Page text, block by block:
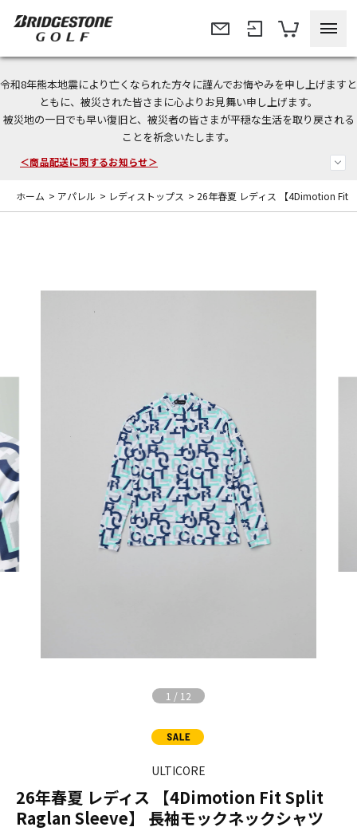
令和8年熊本地震により亡くなられた方々に謹んでお悔やみを申し上げますと
ともに、被災された皆さまに心よりお見舞い申し上げます。
被災地の一日でも早い復旧と、被災者の皆さまが平穏な生活を取り戻される
ことを祈念いたします。
＜夏季休暇中のご注文・発送・お問い合わせ＞
今なら新規会員登録で1,000円OFFクーポンプレゼント！
＜商品配送に関するお知らせ＞
ホーム > アパレル > レディストップス > 26年春夏 レディス 【4Dimotion Fit
1 / 12
ULTICORE
26年春夏 レディス 【4Dimotion Fit Split
Raglan Sleeve】 長袖モックネックシャツ